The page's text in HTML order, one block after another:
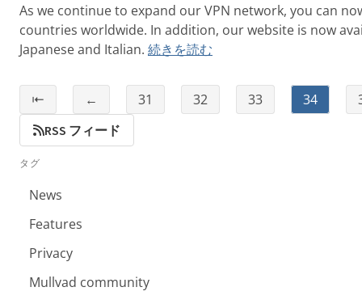
As we continue to expand our VPN network, you can
countries worldwide. In addition, our website is now
Japanese and Italian. 続きを読む
⇤ ← 31 32 33 34
RSS フィード
タグ
News
Features
Privacy
Mullvad community